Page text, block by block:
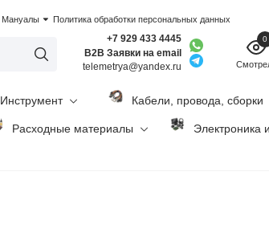
Мануалы Политика обработки персональных данных
+7 929 433 4445
B2B Заявки на email
telemetrya@yandex.ru
0
Инструмент Кабели, провода, сборки
Расходные материалы Электроника